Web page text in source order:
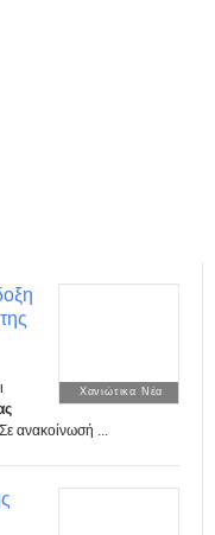
Χανιώτικα Νέα
της
. Σε ανακοίνωσή ...